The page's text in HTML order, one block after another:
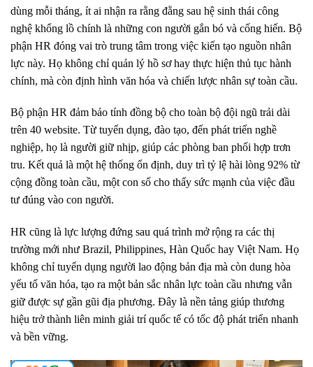
dùng mỗi tháng, ít ai nhận ra rằng đằng sau hệ sinh thái công
nghệ khổng lồ chính là những con người gắn bó và cống hiến. Bộ
phận HR đóng vai trò trung tâm trong việc kiến tạo nguồn nhân
lực này. Họ không chỉ quản lý hồ sơ hay thực hiện thủ tục hành
chính, mà còn định hình văn hóa và chiến lược nhân sự toàn cầu.
Bộ phận HR đảm bảo tính đồng bộ cho toàn bộ đội ngũ trải dài
trên 40 website. Từ tuyển dụng, đào tạo, đến phát triển nghề
nghiệp, họ là người giữ nhịp, giúp các phòng ban phối hợp trơn
tru. Kết quả là một hệ thống ổn định, duy trì tỷ lệ hài lòng 92% từ
cộng đồng toàn cầu, một con số cho thấy sức mạnh của việc đầu
tư đúng vào con người.
HR cũng là lực lượng đứng sau quá trình mở rộng ra các thị
trường mới như Brazil, Philippines, Hàn Quốc hay Việt Nam. Họ
không chỉ tuyển dụng người lao động bản địa mà còn dung hòa
yếu tố văn hóa, tạo ra một bản sắc nhân lực toàn cầu nhưng vẫn
giữ được sự gần gũi địa phương. Đây là nền tảng giúp thương
hiệu trở thành liên minh giải trí quốc tế có tốc độ phát triển nhanh
và bền vững.